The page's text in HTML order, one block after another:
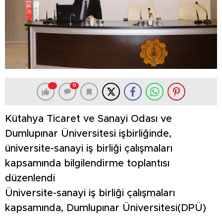
0
Kütahya Ticaret ve Sanayi Odası ve
Dumlupınar Üniversitesi işbirliğinde,
üniversite-sanayi iş birliği çalışmaları
kapsamında bilgilendirme toplantısı
düzenlendi
Üniversite-sanayi iş birliği çalışmaları
kapsamında, Dumlupınar Üniversitesi(DPÜ)